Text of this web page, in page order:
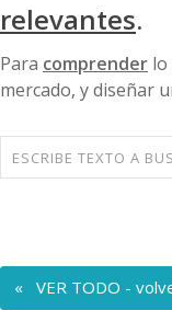
relevantes.
Para comprender
mercado, y diseñar
« VER TODO -